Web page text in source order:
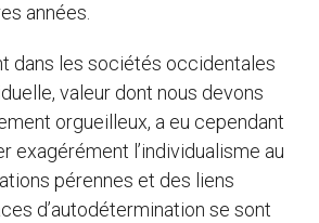
années.
dans les sociétés occidentales
valeur dont nous devons
orgueilleux, a eu cependant
exagérément l’individualisme au
pérennes et des liens
d’autodétermination se sont